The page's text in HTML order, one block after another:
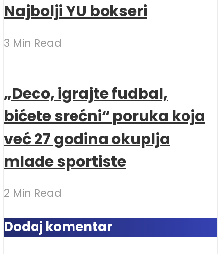
Najbolji YU bokseri
3 Min Read
„Deco, igrajte fudbal,
bićete srećni“ poruka koja
već 27 godina okuplja
mlade sportiste
2 Min Read
Dodaj komentar